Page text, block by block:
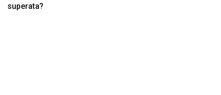
superata?